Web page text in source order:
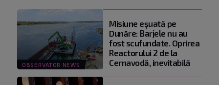
OBSERVATOR NEWS
Misiune eșuată pe
Dunăre: Barjele nu au
fost scufundate. Oprirea
Reactorului 2 de la
Cernavodă, inevitabilă